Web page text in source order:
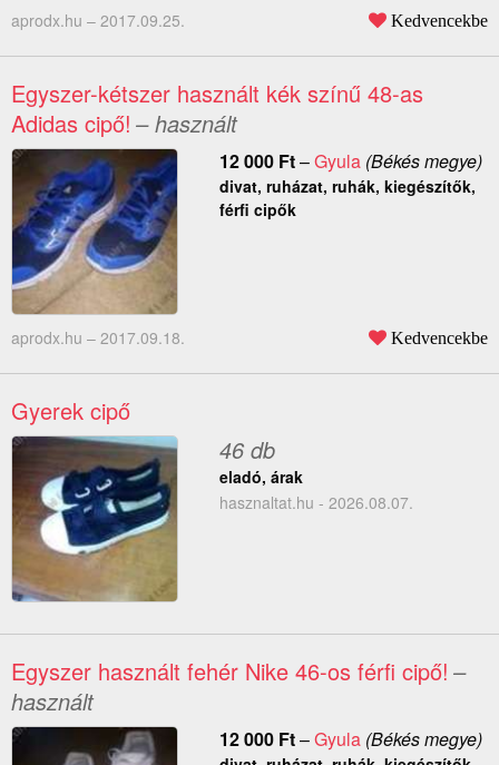
aprodx.hu – 2017.09.25. Kedvencekbe
Egyszer-kétszer használt kék színű 48-as
Adidas cipő! – használt
12 000 Ft–Gyula(Békés megye)
divat, ruházat, ruhák, kiegészítők,
férfi cipők
aprodx.hu – 2017.09.18. Kedvencekbe
Gyerek cipő
46 db
eladó, árak
hasznaltat.hu - 2026.08.07.
Egyszer használt fehér Nike 46-os férfi cipő! –
használt
12 000 Ft–Gyula(Békés megye)